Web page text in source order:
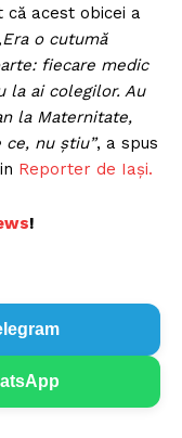
că acest obicei a
o cutumă
fiecare medic
la ai colegilor. Au
la Maternitate,
ce, nu știu”, a spus
Reporter de Iași.
!